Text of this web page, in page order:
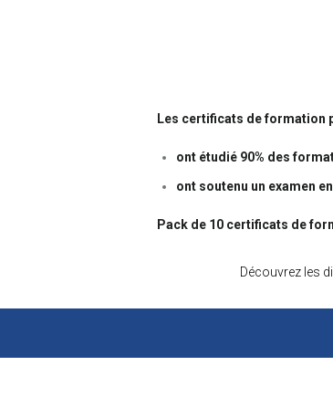
Les certificats de formation
ont étudié 90% des
ont soutenu un examen
Pack de 10 certificats de
Découvrez les